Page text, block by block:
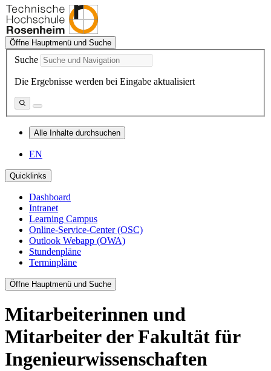
Öffne Hauptmenü und Suche
Suche
Die Ergebnisse werden bei Eingabe aktualisiert
Alle Inhalte durchsuchen
EN
Quicklinks
Dashboard
Intranet
Learning Campus
Online-Service-Center (OSC)
Outlook Webapp (OWA)
Stundenpläne
Terminpläne
Öffne Hauptmenü und Suche
Mitarbeiterinnen und
Mitarbeiter der Fakultät für
Ingenieurwissenschaften